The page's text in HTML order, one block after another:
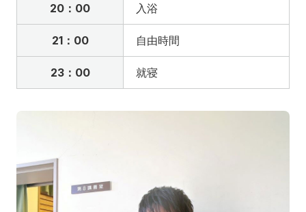
20：00 入浴
21：00 自由時間
23：00 就寝